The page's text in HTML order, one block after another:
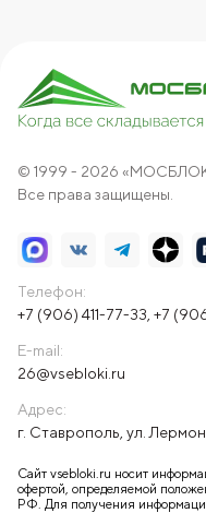
© 1999 - 2026
Все права защищены.
Телефон:
+7 (906) 411-77-33 +7
E-mail:
26@vsebloki.ru
Адрес:
г. Ставрополь, ул.
Сайт vsebloki.ru носит
офертой, определяемой
РФ. Для получения